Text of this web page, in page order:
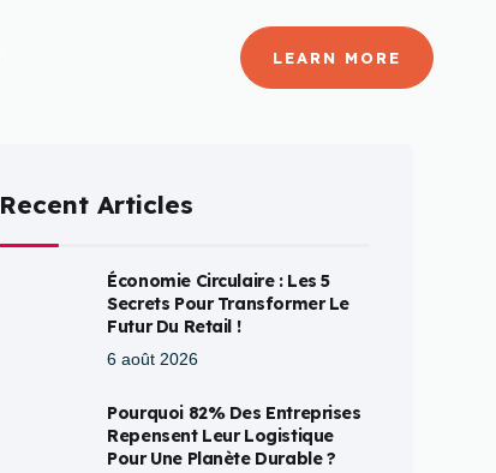
LEARN MORE
Recent Articles
Économie Circulaire : Les 5
Secrets Pour Transformer Le
Futur Du Retail !
6 août 2026
Pourquoi 82% Des Entreprises
Repensent Leur Logistique
Pour Une Planète Durable ?